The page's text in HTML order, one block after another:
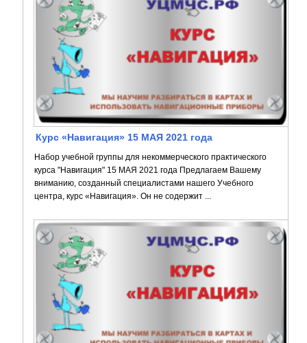
Курс «Навигация» 15 МАЯ 2021 года
Набор учебной группы для некоммерческого практического
курса "Навигация" 15 МАЯ 2021 года Предлагаем Вашему
вниманию, созданный специалистами нашего Учебного
центра, курс «Навигация». Он не содержит ...